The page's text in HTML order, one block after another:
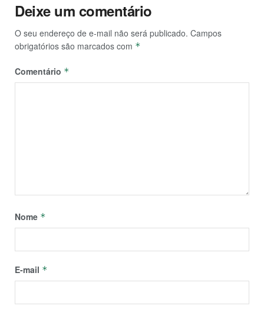
Deixe um comentário
O seu endereço de e-mail não será publicado. Campos
obrigatórios são marcados com *
Comentário *
Nome *
E-mail *